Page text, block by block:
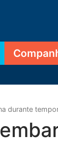
durante